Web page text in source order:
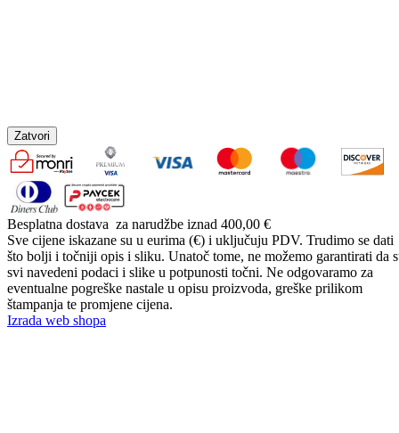
Zatvori
Besplatna dostava za narudžbe iznad 400,00 €
Sve cijene iskazane su u eurima (€) i uključuju PDV. Trudimo se dati
što bolji i točniji opis i sliku. Unatoč tome, ne možemo garantirati da
svi navedeni podaci i slike u potpunosti točni. Ne odgovaramo za
eventualne pogreške nastale u opisu proizvoda, greške prilikom
štampanja te promjene cijena.
Izrada web shopa